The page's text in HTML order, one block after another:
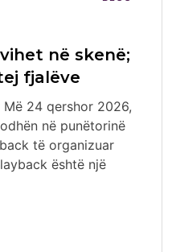
në skenë;
fjalëve
24 qershor 2026,
në punëtorinë
të organizuar
është një